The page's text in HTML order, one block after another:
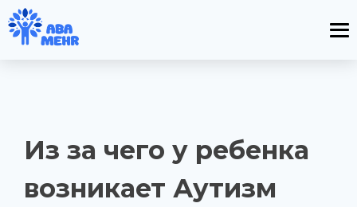
Из за чего у ребенка
возникает Аутизм